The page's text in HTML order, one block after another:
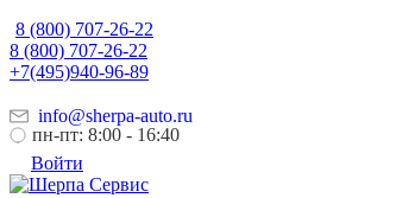
8 (800) 707-26-22
8 (800) 707-26-22
+7(495)940-96-89
info@sherpa-auto.ru
пн-пт: 8:00 - 16:40
Войти